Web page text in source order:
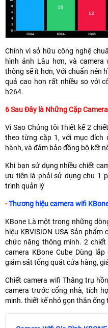
Chính vì sở hữu công nghệ
hình ảnh Lâu hơn, và
thông sẽ ít hơn, Với chuẩn nén
quả cao hơn rất nhiều so với
h264.
6 Sau Đây là Những Cặp
Vì Sao Chúng tôi Thiết kế 2
theo từng cặp 1, với mục đích
hành, và đảm bảo đồng bộ kết
Khi bạn sử dụng nhiều chiết
ưu tiên là phải sử dụng chu 1
trình quản lý
-Thương hiệu camera wifi
KBone Là một trong những
hiệu KBVISION USA Sản
chức năng thông minh. 2
camera KBone Cube Dùng
giám sát tổng quát cửa hàng,
Chiết camera wifi Thâng trụ
camera trước cổng nhà, tích
minh. thiết kế nhỏ gọn thân ống